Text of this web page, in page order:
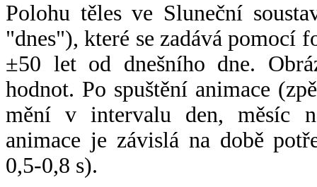
Polohu těles ve Sluneční
"dnes"), které se zadává pomocí
±50 let od dnešního dne.
hodnot. Po spuštění animace
mění v intervalu den, měsíc
animace je závislá na době
0,5-0,8 s).